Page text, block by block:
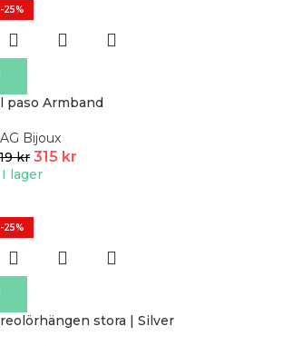
-25%
paso Armband
Bijoux
kr 315 kr
I lager
-25%
stora | Silver